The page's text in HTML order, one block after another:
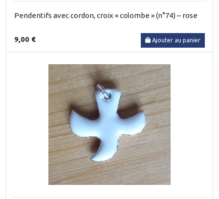
Pendentifs avec cordon, croix « colombe » (n°74) – rose
9,00 € Ajouter au panier